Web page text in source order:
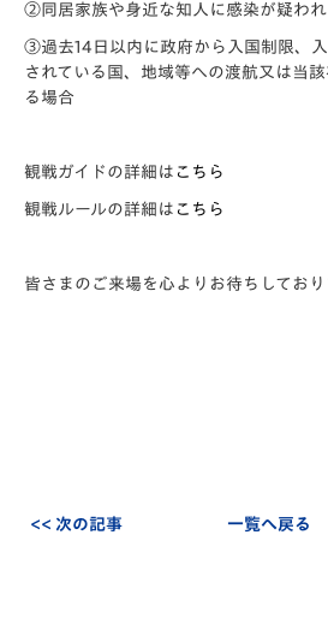
②同居家族や身近な知人に感染が疑わ
③過去14日以内に政府から入国制限、
されている国、地域等への渡航又は当
る場合
観戦ガイドの詳細は こちら
観戦ルールの詳細は こちら
皆さまのご来場を心よりお待ちしており
<< 次の記事 一覧へ戻る